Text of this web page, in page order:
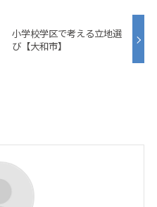
小学校学区で考える立地選
び【大和市】